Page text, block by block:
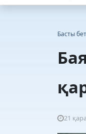
Басты бет
21